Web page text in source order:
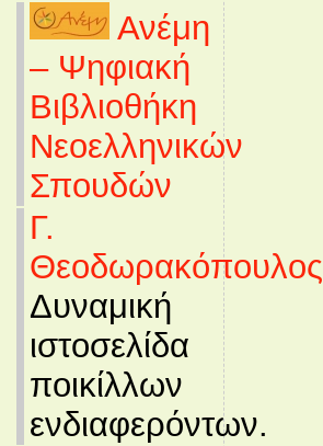
Ανέμη
– Ψηφιακή
Βιβλιοθήκη
Νεοελληνικών
Σπουδών
Γ.
Θεοδωρακόπουλος
Δυναμική
ιστοσελίδα
ποικίλλων
ενδιαφερόντων.